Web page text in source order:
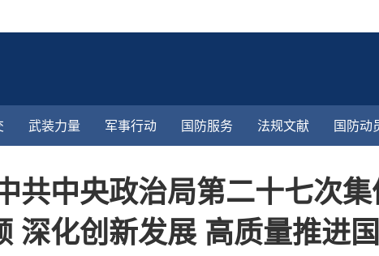
武装力量 军事行动 国防服务 法规文献 国防动
共中央政治局第二十七次
深化创新发展 高质量推进